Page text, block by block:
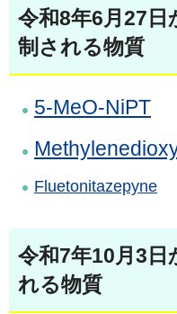
令和8年6月27
制される物質
5-MeO-NiPT
Fluetonitazepyne
令和7年10月3日
れる物質